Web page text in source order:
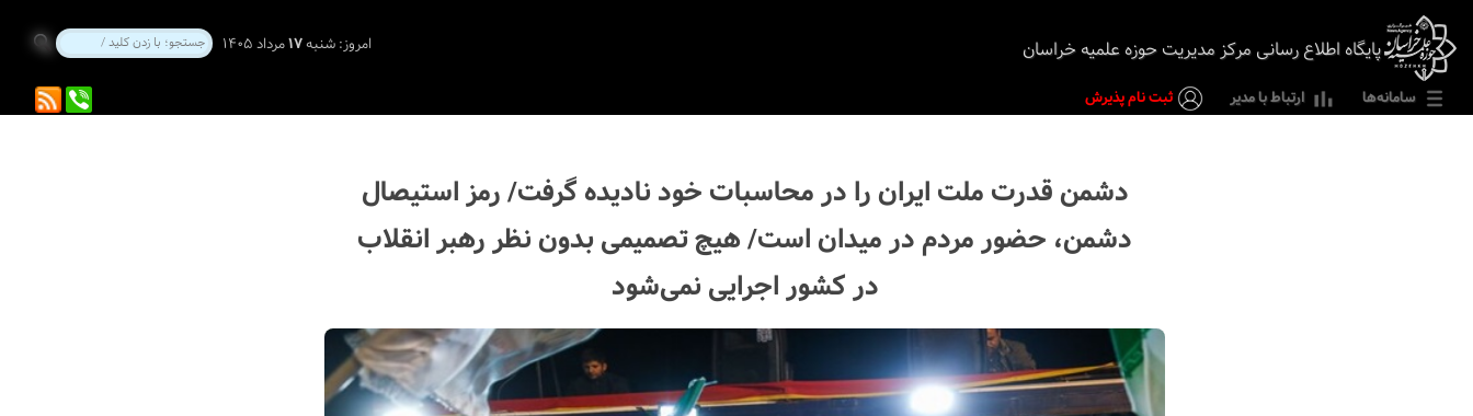
پایگاه اطلاع رسانی مرکز مدیریت حوزه علمیه خراسان امروز:شنبه۱۷مرداد ۱۴۰۵
سامانه‌ها ارتباط با مدیر ثبت نام پذیرش
دشمن قدرت ملت ایران را در محاسبات خود نادیده گرفت/ رمز استیصال
دشمن، حضور مردم در میدان است/ هیچ تصمیمی بدون نظر رهبر انقلاب
در کشور اجرایی نمی‌شود